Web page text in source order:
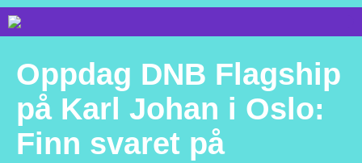
Oppdag DNB Flagship
på Karl Johan i Oslo:
Finn svaret på